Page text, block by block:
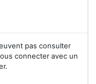
pas consulter
connecter avec un